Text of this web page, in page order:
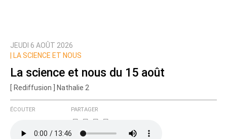
Prévenez-moi de tous les nouveaux commentaires
JEUDI 6 AOÛT 2026
LA SCIENCE ET NOUS
La science et nous du 15 août
[ Rediffusion ] Nathalie 2
ÉCOUTER PARTAGER